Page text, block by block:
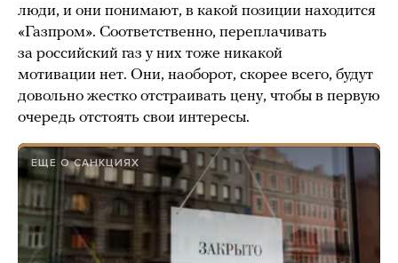
люди, и они понимают, в какой позиции находится
«Газпром». Соответственно, переплачивать
за российский газ у них тоже никакой
мотивации нет. Они, наоборот, скорее всего, будут
довольно жестко отстраивать цену, чтобы в первую
очередь отстоять свои интересы.
ЕЩЕ О САНКЦИЯХ